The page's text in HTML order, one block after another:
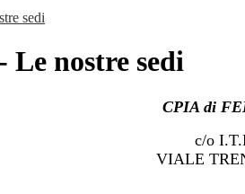
sedi
Le nostre sedi
CPIA di
c/o
VIALE